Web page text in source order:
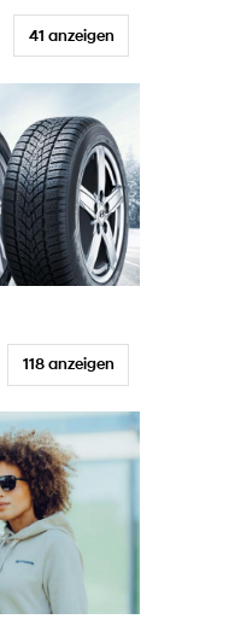
41 anzeigen
118 anzeigen